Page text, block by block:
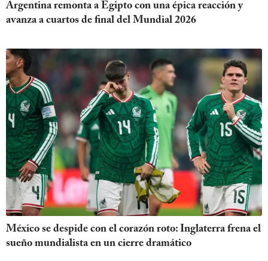
Argentina remonta a Egipto con una épica reacción y
avanza a cuartos de final del Mundial 2026
México se despide con el corazón roto: Inglaterra frena el
sueño mundialista en un cierre dramático